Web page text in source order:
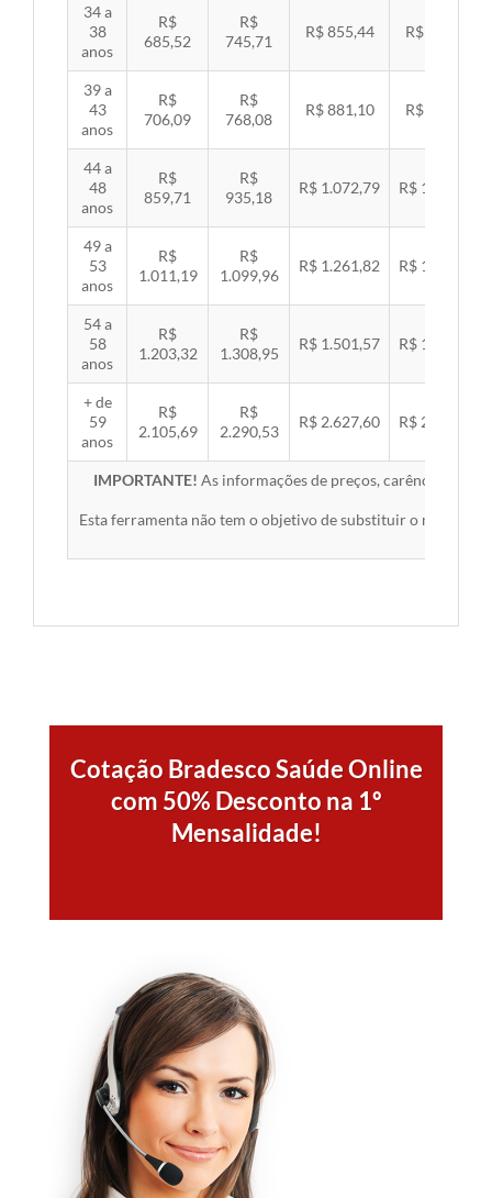
34 a
38
anos
R$
685,52
R$
745,71
R$ 855,44 R$ 881,54
39 a
43
anos
R$
706,09
R$
768,08
R$ 881,10 R$ 907,99
44 a
48
anos
R$
859,71
R$
935,18
R$ 1.072,79 R$ 1.105,53
49 a
53
anos
R$
1.011,19
R$
1.099,96
R$ 1.261,82 R$ 1.300,32
54 a
58
anos
R$
1.203,32
R$
1.308,95
R$ 1.501,57 R$ 1.547,38
+ de
59
anos
R$
2.105,69
R$
2.290,53
R$ 2.627,60 R$ 2.707,76
IMPORTANTE! As informações de preços, carências,
Esta ferramenta não tem o objetivo de substituir o material
Cotação Bradesco Saúde Online
com 50% Desconto na 1º
Mensalidade!